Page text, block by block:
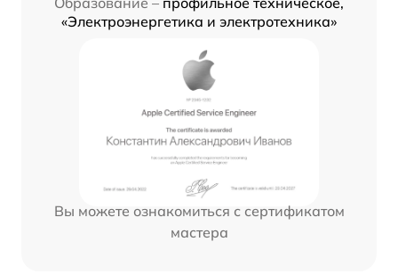
«Электроэнергетика и электротехника»
Вы можете ознакомиться с сертификатом
мастера